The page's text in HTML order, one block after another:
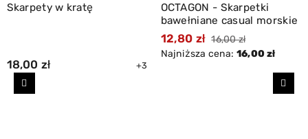
Skarpety w kratę
18,00 zł +3
OCTAGON - Skarpetki
bawełniane casual morskie
12,80 zł 16,00 zł
Najniższa cena: 16,00 zł
Poprzedni